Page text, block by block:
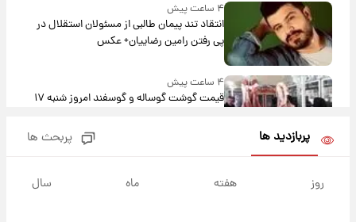
۴ ساعت پیش
انتقاد تند پیمان طالبی از مسئولان استقلال در
پی رفتن رامین رضاییان+ عکس
۴ ساعت پیش
قیمت گوشت گوساله و گوسفند امروز شنبه ۱۷
شوید+ فیلم
پربازدید ها پربحث ها
روز هفته ماه سال